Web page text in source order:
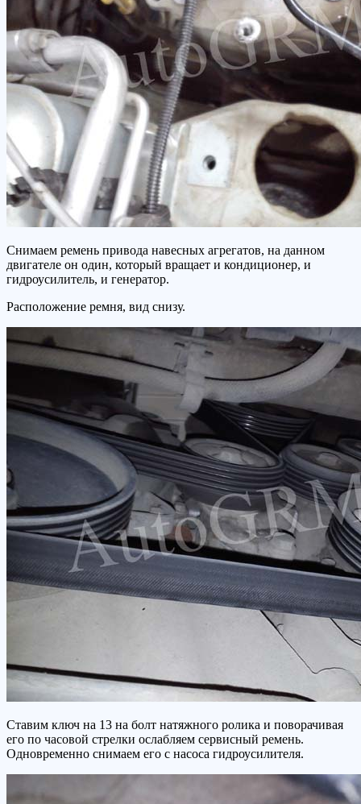
Снимаем ремень привода навесных агрегатов, на данном
двигателе он один, который вращает и кондиционер, и
гидроусилитель, и генератор.
Расположение ремня, вид снизу.
Ставим ключ на 13 на болт натяжного ролика и поворачивая
его по часовой стрелки ослабляем сервисный ремень.
Одновременно снимаем его с насоса гидроусилителя.